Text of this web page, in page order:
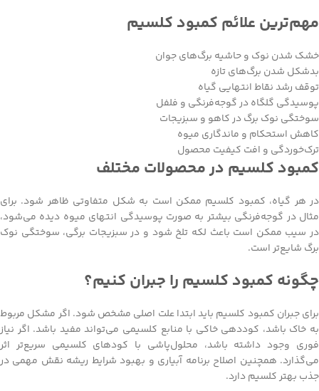
مهم‌ترین علائم کمبود کلسیم
خشک شدن نوک و حاشیه برگ‌های جوان
بدشکل شدن برگ‌های تازه
توقف رشد نقاط انتهایی گیاه
پوسیدگی گلگاه در گوجه‌فرنگی و فلفل
سوختگی نوک برگ در کاهو و سبزیجات
کاهش استحکام و ماندگاری میوه
ترک‌خوردگی و افت کیفیت محصول
کمبود کلسیم در محصولات مختلف
در هر گیاه، کمبود کلسیم ممکن است به شکل متفاوتی ظاهر شود. برای
مثال در گوجه‌فرنگی بیشتر به صورت پوسیدگی انتهای میوه دیده می‌شود،
در سیب ممکن است باعث لکه تلخ شود و در سبزیجات برگی، سوختگی نوک
برگ شایع‌تر است.
چگونه کمبود کلسیم را جبران کنیم؟
برای جبران کمبود کلسیم باید ابتدا علت اصلی مشخص شود. اگر مشکل مربوط
به خاک باشد، کوددهی خاکی با منابع کلسیمی می‌تواند مفید باشد. اگر نیاز
فوری وجود داشته باشد، محلول‌پاشی با کودهای کلسیمی سریع‌تر اثر
می‌گذارد. همچنین اصلاح برنامه آبیاری و بهبود شرایط ریشه نقش مهمی در
جذب بهتر کلسیم دارد.